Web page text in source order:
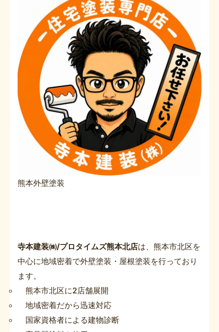
熊本外壁塗装
寺本建装㈱/プロタイムズ熊本北店は、熊本市北区を
中心に地域密着で外壁塗装・屋根塗装を行っており
ます。
熊本市北区に2店舗展開
地域密着だから迅速対応
国家資格者による建物診断